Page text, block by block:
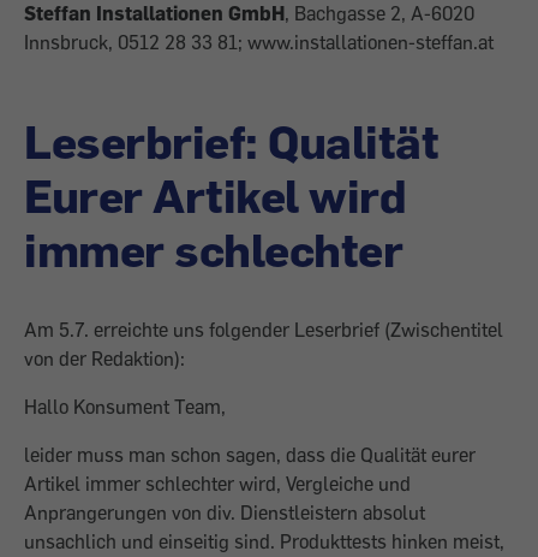
Steffan Installationen GmbH, Bachgasse 2, A-6020
Innsbruck, 0512 28 33 81; www.installationen-steffan.at
Leserbrief: Qualität
Eurer Artikel wird
immer schlechter
Am 5.7. erreichte uns folgender Leserbrief (Zwischentitel
von der Redaktion):
Hallo Konsument Team,
leider muss man schon sagen, dass die Qualität eurer
Artikel immer schlechter wird, Vergleiche und
Anprangerungen von div. Dienstleistern absolut
unsachlich und einseitig sind. Produkttests hinken meist,